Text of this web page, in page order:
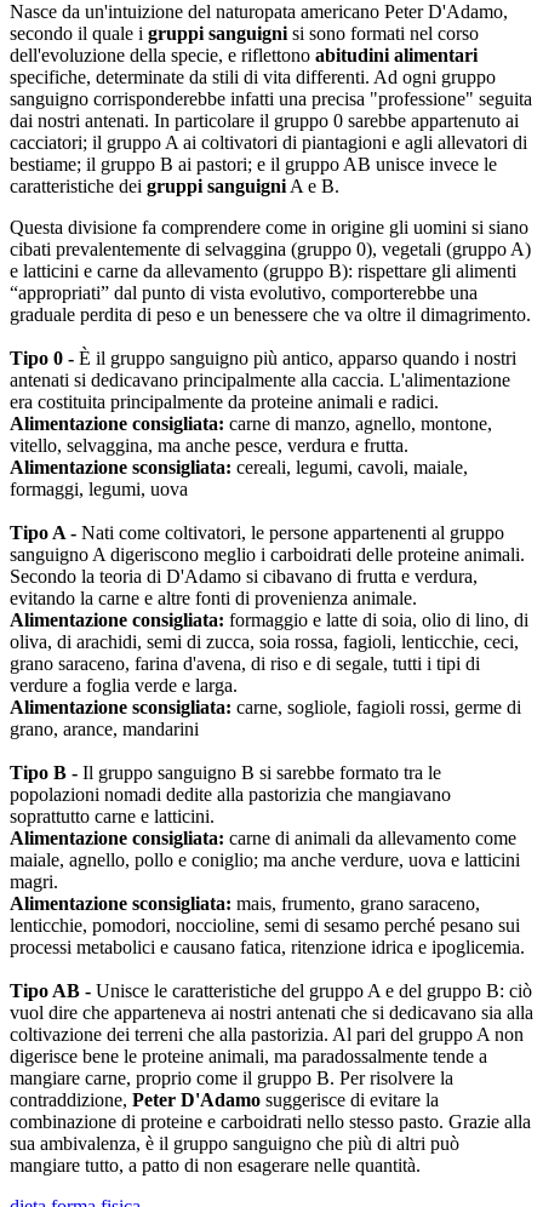
Nasce da un'intuizione del naturopata americano Peter D'Adamo,
secondo il quale i gruppi sanguigni si sono formati nel corso
dell'evoluzione della specie, e riflettono abitudini alimentari
specifiche, determinate da stili di vita differenti. Ad ogni gruppo
sanguigno corrisponderebbe infatti una precisa "professione" seguita
dai nostri antenati. In particolare il gruppo 0 sarebbe appartenuto ai
cacciatori; il gruppo A ai coltivatori di piantagioni e agli allevatori di
bestiame; il gruppo B ai pastori; e il gruppo AB unisce invece le
caratteristiche dei gruppi sanguigni A e B.
Questa divisione fa comprendere come in origine gli uomini si siano
cibati prevalentemente di selvaggina (gruppo 0), vegetali (gruppo A)
e latticini e carne da allevamento (gruppo B): rispettare gli alimenti
“appropriati” dal punto di vista evolutivo, comporterebbe una
graduale perdita di peso e un benessere che va oltre il dimagrimento.
Tipo 0 - È il gruppo sanguigno più antico, apparso quando i nostri
antenati si dedicavano principalmente alla caccia. L'alimentazione
era costituita principalmente da proteine animali e radici.
Alimentazione consigliata: carne di manzo, agnello, montone,
vitello, selvaggina, ma anche pesce, verdura e frutta.
Alimentazione sconsigliata: cereali, legumi, cavoli, maiale,
formaggi, legumi, uova
Tipo A - Nati come coltivatori, le persone appartenenti al gruppo
sanguigno A digeriscono meglio i carboidrati delle proteine animali.
Secondo la teoria di D'Adamo si cibavano di frutta e verdura,
evitando la carne e altre fonti di provenienza animale.
Alimentazione consigliata: formaggio e latte di soia, olio di lino, di
oliva, di arachidi, semi di zucca, soia rossa, fagioli, lenticchie, ceci,
grano saraceno, farina d'avena, di riso e di segale, tutti i tipi di
verdure a foglia verde e larga.
Alimentazione sconsigliata: carne, sogliole, fagioli rossi, germe di
grano, arance, mandarini
Tipo B - Il gruppo sanguigno B si sarebbe formato tra le
popolazioni nomadi dedite alla pastorizia che mangiavano
soprattutto carne e latticini.
Alimentazione consigliata: carne di animali da allevamento come
maiale, agnello, pollo e coniglio; ma anche verdure, uova e latticini
magri.
Alimentazione sconsigliata: mais, frumento, grano saraceno,
lenticchie, pomodori, noccioline, semi di sesamo perché pesano sui
processi metabolici e causano fatica, ritenzione idrica e ipoglicemia.
Tipo AB - Unisce le caratteristiche del gruppo A e del gruppo B: ciò
vuol dire che apparteneva ai nostri antenati che si dedicavano sia alla
coltivazione dei terreni che alla pastorizia. Al pari del gruppo A non
digerisce bene le proteine animali, ma paradossalmente tende a
mangiare carne, proprio come il gruppo B. Per risolvere la
contraddizione, Peter D'Adamo suggerisce di evitare la
combinazione di proteine e carboidrati nello stesso pasto. Grazie alla
sua ambivalenza, è il gruppo sanguigno che più di altri può
mangiare tutto, a patto di non esagerare nelle quantità.